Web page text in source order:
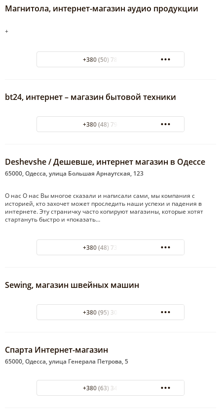
Магнитола, интернет-магазин аудио продукции
+
+380 (50) 789-28-92
bt24, интернет – магазин бытовой техники
+380 (48) 794-22-71
Deshevshe / Дешевше, интернет магазин в Одессе
65000, Одесса, улица Большая Арнаутская, 123
О нас О нас Вы многое сказали и написали сами, мы компания с
историей, кто захочет может проследить наши успехи и падения в
интернете. Эту страничку часто копируют магазины, которые хотят
стартануть быстро и «показать…
+380 (48) 737-88-40
Sewing, магазин швейных машин
+380 (95) 304-20-05
Спарта Интернет-магазин
65000, Одесса, улица Генерала Петрова, 5
+380 (63) 349-94-90